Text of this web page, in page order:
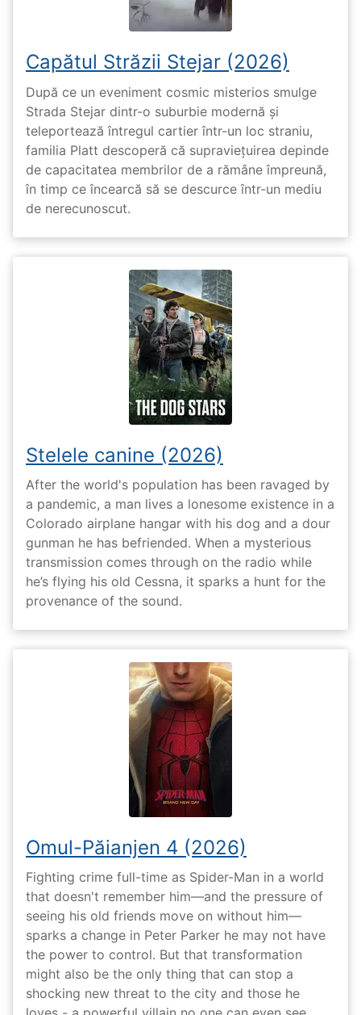
Capătul Străzii Stejar (2026)
După ce un eveniment cosmic misterios smulge
Strada Stejar dintr-o suburbie modernă și
teleportează întregul cartier într-un loc straniu,
familia Platt descoperă că supraviețuirea depinde
de capacitatea membrilor de a rămâne împreună,
în timp ce încearcă să se descurce într-un mediu
de nerecunoscut.
Stelele canine (2026)
After the world's population has been ravaged by
a pandemic, a man lives a lonesome existence in a
Colorado airplane hangar with his dog and a dour
gunman he has befriended. When a mysterious
transmission comes through on the radio while
he’s flying his old Cessna, it sparks a hunt for the
provenance of the sound.
Omul-Păianjen 4 (2026)
Fighting crime full-time as Spider-Man in a world
that doesn't remember him—and the pressure of
seeing his old friends move on without him—
sparks a change in Peter Parker he may not have
the power to control. But that transformation
might also be the only thing that can stop a
shocking new threat to the city and those he